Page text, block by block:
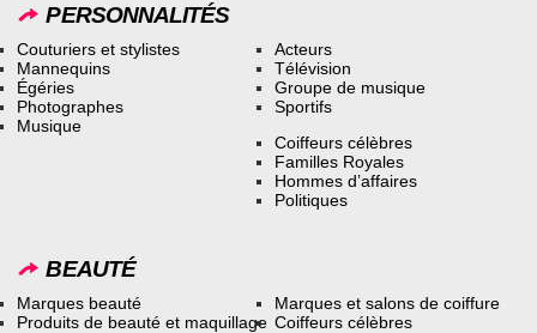
PERSONNALITÉS
Couturiers et stylistes
Mannequins
Égéries
Photographes
Musique
Acteurs
Télévision
Groupe de musique
Sportifs
Coiffeurs célèbres
Familles Royales
Hommes d’affaires
Politiques
BEAUTÉ
Marques beauté
Produits de beauté et maquillage
Marques et salons de coiffure
Coiffeurs célèbres